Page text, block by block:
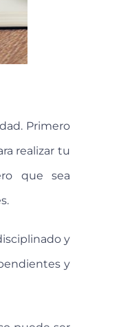
Primero
realizar tu
que sea
y
y